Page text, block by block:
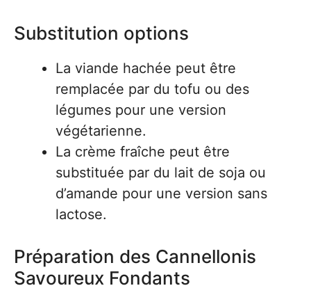
Substitution options
La viande hachée peut être
remplacée par du tofu ou des
légumes pour une version
végétarienne.
La crème fraîche peut être
substituée par du lait de soja ou
d’amande pour une version sans
lactose.
Préparation des Cannellonis
Savoureux Fondants